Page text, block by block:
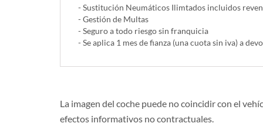
- Sustitución Neumáticos Ilimtados incluidos
- Gestión de Multas
- Seguro a todo riesgo sin franquicia
- Se aplica 1 mes de fianza (una cuota sin iva) a
La imagen del coche puede no coincidir con el
efectos informativos no contractuales.